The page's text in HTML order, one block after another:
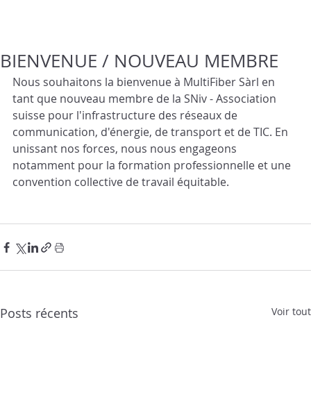
BIENVENUE / NOUVEAU MEMBRE
Nous souhaitons la bienvenue à MultiFiber Sàrl en
tant que nouveau membre de la SNiv - Association
suisse pour l'infrastructure des réseaux de
communication, d'énergie, de transport et de TIC. En
unissant nos forces, nous nous engageons
notamment pour la formation professionnelle et une
convention collective de travail équitable.
Posts récents Voir tout